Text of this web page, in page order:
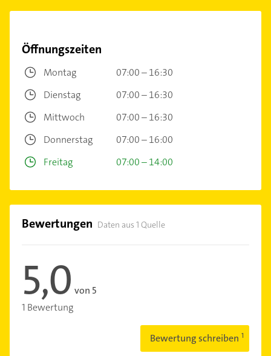
Öffnungszeiten
Montag
07:00 – 16:30
Dienstag
07:00 – 16:30
Mittwoch
07:00 – 16:30
Donnerstag
07:00 – 16:00
Freitag
07:00 – 14:00
Bewertungen Daten aus 1 Quelle
5,0 von 5
1 Bewertung
Bewertung schreiben